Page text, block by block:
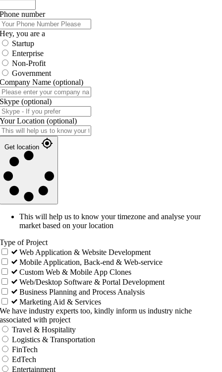
Phone number
Hey, you are a
Startup
Enterprise
Non-Profit
Government
Company Name (optional)
Skype (optional)
Your Location (optional)
Get location
This will help us to know your timezone and analyse your
market based on your location
Type of Project
Web Application & Website Development
Mobile Application, Back-end & Web-service
Custom Web & Mobile App Clones
Web/Desktop Software & Portal Development
Business Planning and Process Analysis
Marketing Aid & Services
We have industry experts too, kindly inform us industry niche
associated with project
Travel & Hospitality
Logistics & Transportation
FinTech
EdTech
Entertainment